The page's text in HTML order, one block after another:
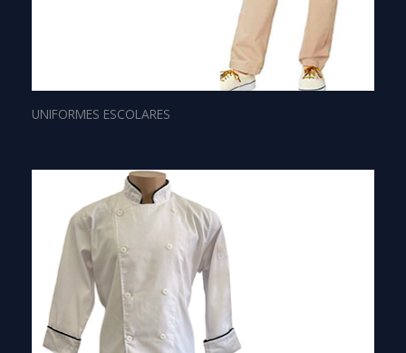
UNIFORMES ESCOLARES